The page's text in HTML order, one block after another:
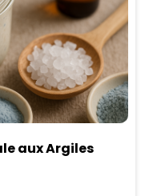
aux Argiles